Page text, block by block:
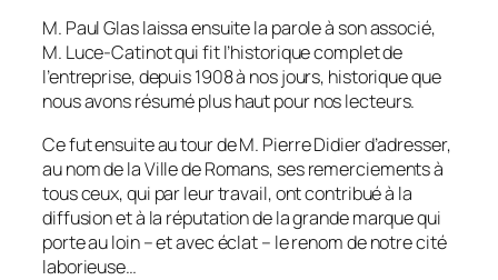
M. Paul Glas laissa ensuite la parole à son associé,
M. Luce-Catinot qui fit l’historique complet de
l’entreprise, depuis 1908 à nos jours, historique que
nous avons résumé plus haut pour nos lecteurs.
Ce fut ensuite au tour de M. Pierre Didier d’adresser,
au nom de la Ville de Romans, ses remerciements à
tous ceux, qui par leur travail, ont contribué à la
diffusion et à la réputation de la grande marque qui
porte au loin – et avec éclat – le renom de notre cité
laborieuse…